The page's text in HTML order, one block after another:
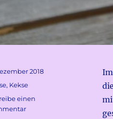
2018
, Kekse
einen
zu